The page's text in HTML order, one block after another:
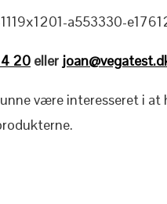
20 eller
være interesseret i at